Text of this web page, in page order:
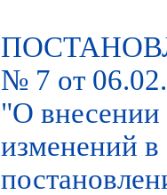
№ 7 от
"О внесении
изменений в